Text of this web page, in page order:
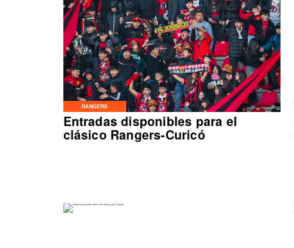
RANGERS
Entradas disponibles para el
clásico Rangers-Curicó